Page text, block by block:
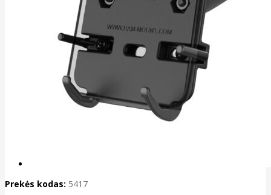
Prekės kodas: 5417